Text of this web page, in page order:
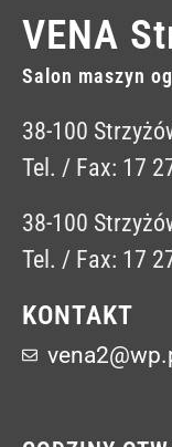
VENA
Salon maszyn
38-100
Tel. / Fax: 17
38-100
Tel. / Fax: 17
KONTAKT